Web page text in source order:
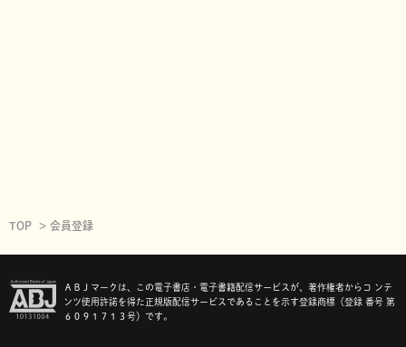
TOP 会員登録
ＡＢＪマークは、この電子書店・電子書籍配信サービスが、著作権者からコ ンテ
ンツ使用許諾を得た正規版配信サービスであることを示す登録商標（登録 番号 第
６０９１７１３号）です。